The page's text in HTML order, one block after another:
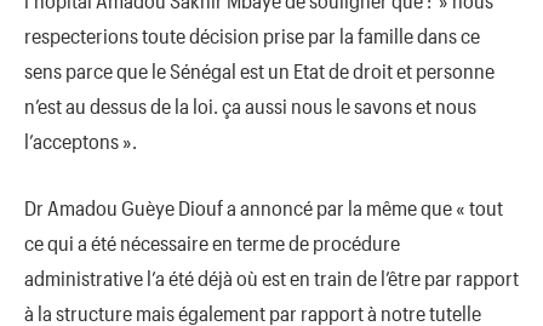
respecterions toute décision prise par la famille dans ce
sens parce que le Sénégal est un Etat de droit et personne
n’est au dessus de la loi. ça aussi nous le savons et nous
l’acceptons ».
Dr Amadou Guèye Diouf a annoncé par la même que « tout
ce qui a été nécessaire en terme de procédure
administrative l’a été déjà où est en train de l’être par rapport
à la structure mais également par rapport à notre tutelle